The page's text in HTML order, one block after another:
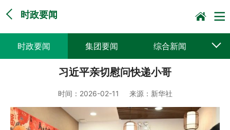
时政要闻
时政要闻 集团要闻 综合新闻
党建动态 普遍服务
企业文化 一线风采
集邮报道
习近平亲切慰问快递小哥
时间： 2026-02-11 来源： 新华社